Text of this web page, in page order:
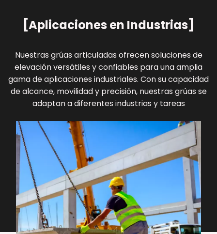
[Aplicaciones en Industrias]
Nuestras grúas articuladas ofrecen soluciones de
elevación versátiles y confiables para una amplia
gama de aplicaciones industriales. Con su capacidad
de alcance, movilidad y precisión, nuestras grúas se
adaptan a diferentes industrias y tareas